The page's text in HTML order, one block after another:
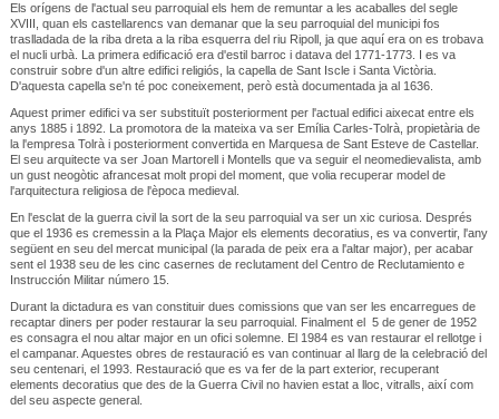
Els orígens de l'actual seu parroquial els hem de remuntar a les acaballes del segle
XVIII, quan els castellarencs van demanar que la seu parroquial del municipi fos
traslladada de la riba dreta a la riba esquerra del riu Ripoll, ja que aquí era on es trobava
el nucli urbà. La primera edificació era d'estil barroc i datava del 1771-1773. I es va
construir sobre d'un altre edifici religiós, la capella de Sant Iscle i Santa Victòria.
D'aquesta capella se'n té poc coneixement, però està documentada ja al 1636.
Aquest primer edifici va ser substituït posteriorment per l'actual edifici aixecat entre els
anys 1885 i 1892. La promotora de la mateixa va ser Emília Carles-Tolrà, propietària de
la l'empresa Tolrà i posteriorment convertida en Marquesa de Sant Esteve de Castellar.
El seu arquitecte va ser Joan Martorell i Montells que va seguir el neomedievalista, amb
un gust neogòtic afrancesat molt propi del moment, que volia recuperar model de
l'arquitectura religiosa de l'època medieval.
En l'esclat de la guerra civil la sort de la seu parroquial va ser un xic curiosa. Després
que el 1936 es cremessin a la Plaça Major els elements decoratius, es va convertir, l'any
següent en seu del mercat municipal (la parada de peix era a l'altar major), per acabar
sent el 1938 seu de les cinc casernes de reclutament del Centro de Reclutamiento e
Instrucción Militar número 15.
Durant la dictadura es van constituir dues comissions que van ser les encarregues de
recaptar diners per poder restaurar la seu parroquial. Finalment el 5 de gener de 1952
es consagra el nou altar major en un ofici solemne. El 1984 es van restaurar el rellotge i
el campanar. Aquestes obres de restauració es van continuar al llarg de la celebració del
seu centenari, el 1993. Restauració que es va fer de la part exterior, recuperant
elements decoratius que des de la Guerra Civil no havien estat a lloc, vitralls, així com
del seu aspecte general.